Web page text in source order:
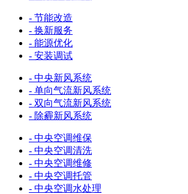
- 节能改造
- 换新服务
- 能源优化
- 安装调试
- 中央新风系统
- 单向气流新风系统
- 双向气流新风系统
- 除霾新风系统
- 中央空调维保
- 中央空调清洗
- 中央空调维修
- 中央空调托管
- 中央空调水处理